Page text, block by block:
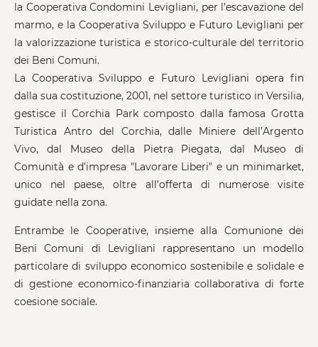
la Cooperativa Condomini Levigliani, per l’escavazione del
marmo, e la Cooperativa Sviluppo e Futuro Levigliani per
la valorizzazione turistica e storico-culturale del territorio
dei Beni Comuni.
La Cooperativa Sviluppo e Futuro Levigliani opera fin
dalla sua costituzione, 2001, nel settore turistico in Versilia,
gestisce il Corchia Park composto dalla famosa Grotta
Turistica Antro del Corchia, dalle Miniere dell’Argento
Vivo, dal Museo della Pietra Piegata, dal Museo di
Comunità e d’impresa "Lavorare Liberi" e un minimarket,
unico nel paese, oltre all’offerta di numerose visite
guidate nella zona.
Entrambe le Cooperative, insieme alla Comunione dei
Beni Comuni di Levigliani rappresentano un modello
particolare di sviluppo economico sostenibile e solidale e
di gestione economico-finanziaria collaborativa di forte
coesione sociale.